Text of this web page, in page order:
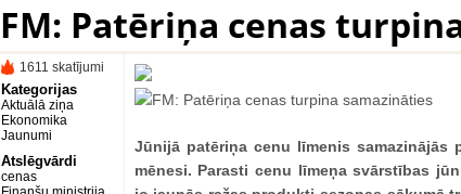
FM: Patēriņa cenas
1611 skatījumi
Kategorijas
Aktuālā ziņa
Ekonomika
Jaunumi
Atslēgvārdi
cenas
Jūnijā patēriņa cenu līmenis samazinājās
mēnesi. Parasti cenu līmeņa svārstības